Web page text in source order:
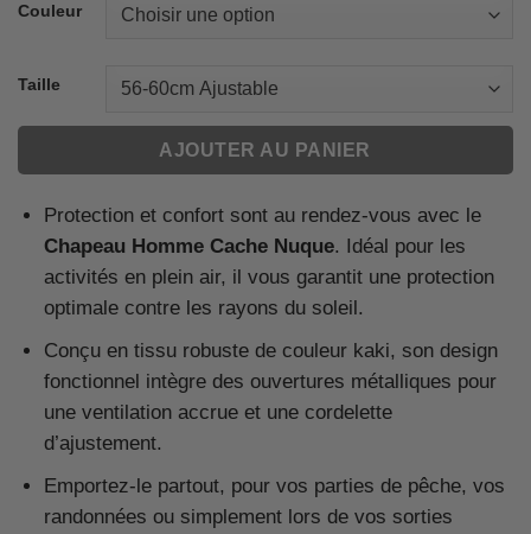
Couleur
Taille
AJOUTER AU PANIER
Protection et confort sont au rendez-vous avec le
Chapeau Homme Cache Nuque. Idéal pour les
activités en plein air, il vous garantit une protection
optimale contre les rayons du soleil.
Conçu en tissu robuste de couleur kaki, son design
fonctionnel intègre des ouvertures métalliques pour
une ventilation accrue et une cordelette
d’ajustement.
Emportez-le partout, pour vos parties de pêche, vos
randonnées ou simplement lors de vos sorties